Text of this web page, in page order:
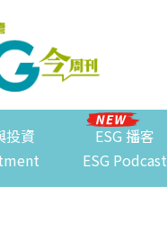
投資
ESG 播客
ESG Podcast